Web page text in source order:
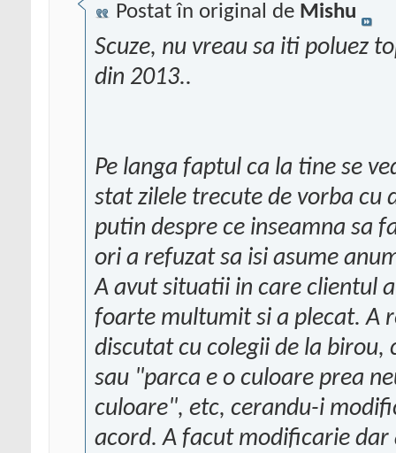
Postat în original de Mishu
Scuze, nu vreau sa iti poluez
din 2013..
Pe langa faptul ca la tine se
stat zilele trecute de vorba cu
putin despre ce inseamna sa
ori a refuzat sa isi asume
A avut situatii in care clientul
foarte multumit si a plecat. A
discutat cu colegii de la
sau "parca e o culoare prea
culoare", etc, cerandu-i
acord. A facut modificarie dar